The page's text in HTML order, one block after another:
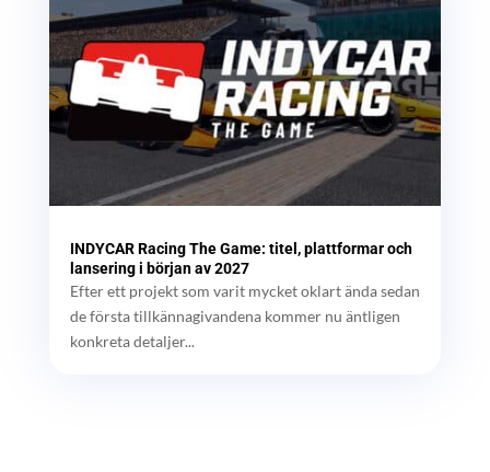
INDYCAR Racing The Game: titel, plattformar och
lansering i början av 2027
Efter ett projekt som varit mycket oklart ända sedan
de första tillkännagivandena kommer nu äntligen
konkreta detaljer...